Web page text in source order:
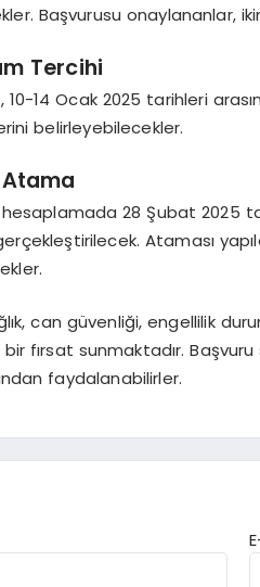
Başvurusu onaylananlar,
Tercihi
14 Ocak 2025 tarihleri
belirleyebilecekler.
28 Şubat 2025
Ataması
can güvenliği, engellilik
fırsat sunmaktadır.
faydalanabilirler.